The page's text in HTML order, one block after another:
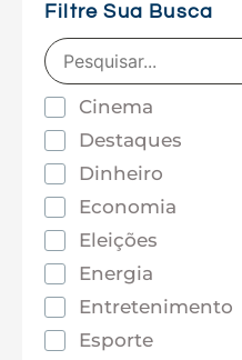
Filtre Sua Busca
Cinema
Destaques
Dinheiro
Economia
Eleições
Energia
Entretenimento
Esporte